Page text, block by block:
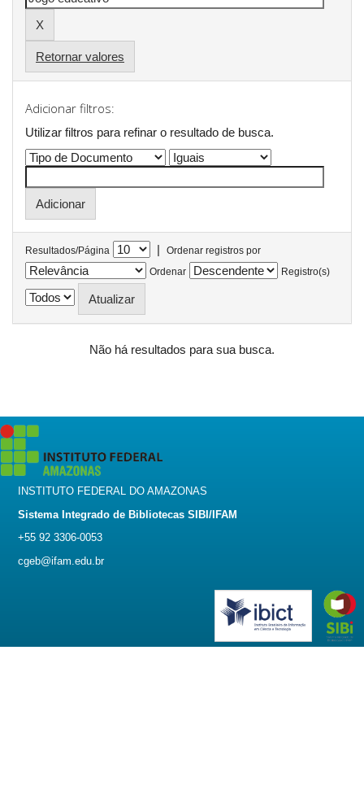
Retornar valores
Adicionar filtros:
Utilizar filtros para refinar o resultado de busca.
Resultados/Página |
Ordenar registros por
Ordenar
Registro(s)
Não há resultados para sua busca.
INSTITUTO FEDERAL DO AMAZONAS
Sistema Integrado de Bibliotecas SIBI/IFAM
+55 92 3306-0053
cgeb@ifam.edu.br